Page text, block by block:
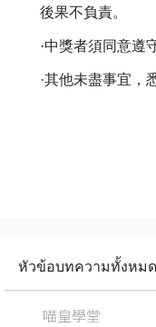
後果不負責。
·中獎者須同意遵
·其他未盡事宜，
หัวข้อบทความทั้งหมด
喵皇學堂